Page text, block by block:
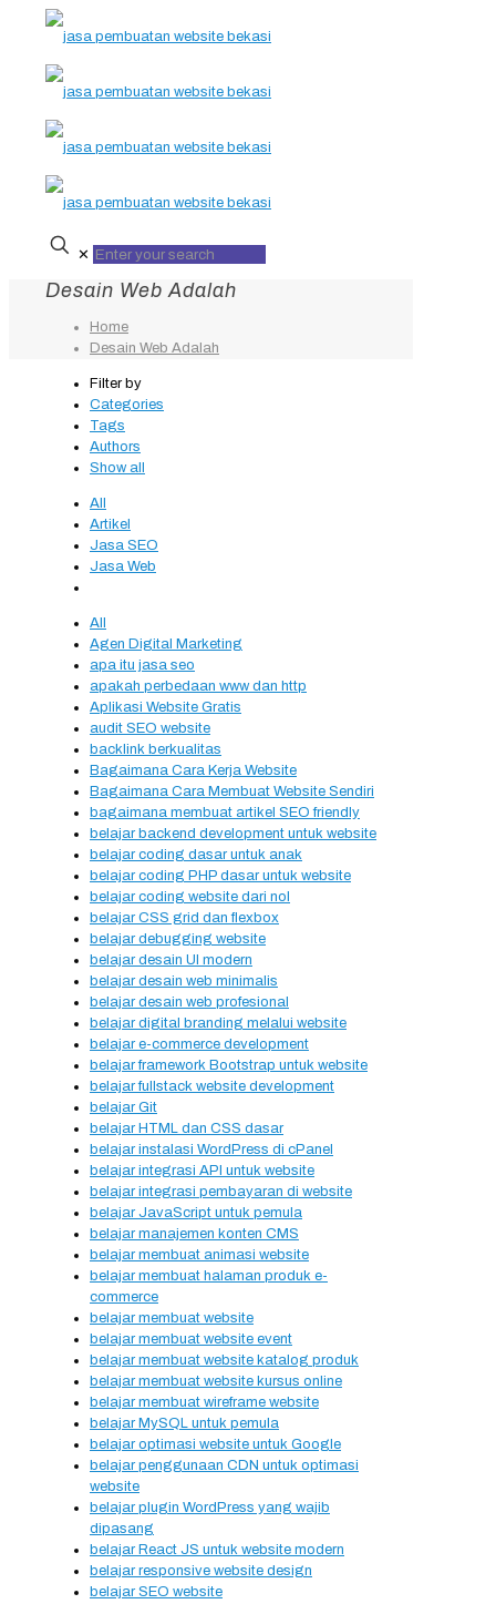
✕
Desain Web Adalah
Home
Desain Web Adalah
Filter by
Categories
Tags
Authors
Show all
All
Artikel
Jasa SEO
Jasa Web
All
Agen Digital Marketing
apa itu jasa seo
apakah perbedaan www dan http
Aplikasi Website Gratis
audit SEO website
backlink berkualitas
Bagaimana Cara Kerja Website
Bagaimana Cara Membuat Website Sendiri
bagaimana membuat artikel SEO friendly
belajar backend development untuk website
belajar coding dasar untuk anak
belajar coding PHP dasar untuk website
belajar coding website dari nol
belajar CSS grid dan flexbox
belajar debugging website
belajar desain UI modern
belajar desain web minimalis
belajar desain web profesional
belajar digital branding melalui website
belajar e-commerce development
belajar framework Bootstrap untuk website
belajar fullstack website development
belajar Git
belajar HTML dan CSS dasar
belajar instalasi WordPress di cPanel
belajar integrasi API untuk website
belajar integrasi pembayaran di website
belajar JavaScript untuk pemula
belajar manajemen konten CMS
belajar membuat animasi website
belajar membuat halaman produk e-
commerce
belajar membuat website
belajar membuat website event
belajar membuat website katalog produk
belajar membuat website kursus online
belajar membuat wireframe website
belajar MySQL untuk pemula
belajar optimasi website untuk Google
belajar penggunaan CDN untuk optimasi
website
belajar plugin WordPress yang wajib
dipasang
belajar React JS untuk website modern
belajar responsive website design
belajar SEO website